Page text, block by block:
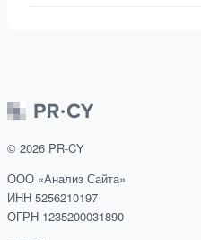
© 2026 PR-CY
ООО «Анализ Сайта»
ИНН 5256210197
ОГРН 1235200031890